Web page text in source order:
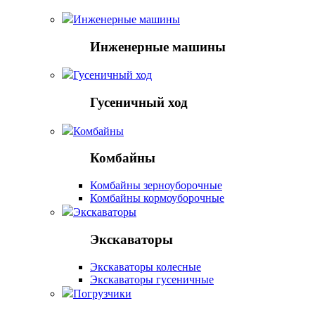
Инженерные машины
Инженерные машины
Гусеничный ход
Гусеничный ход
Комбайны
Комбайны
Комбайны зерноуборочные
Комбайны кормоуборочные
Экскаваторы
Экскаваторы
Экскаваторы колесные
Экскаваторы гусеничные
Погрузчики